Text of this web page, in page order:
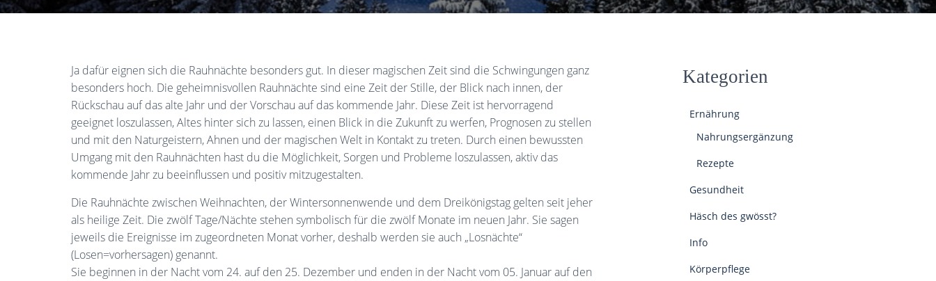
Ja dafür eignen sich die Rauhnächte besonders gut. In dieser magischen Zeit sind die Schwingungen ganz
besonders hoch. Die geheimnisvollen Rauhnächte sind eine Zeit der Stille, der Blick nach innen, der
Rückschau auf das alte Jahr und der Vorschau auf das kommende Jahr. Diese Zeit ist hervorragend
geeignet loszulassen, Altes hinter sich zu lassen, einen Blick in die Zukunft zu werfen, Prognosen zu stellen
und mit den Naturgeistern, Ahnen und der magischen Welt in Kontakt zu treten. Durch einen bewussten
Umgang mit den Rauhnächten hast du die Möglichkeit, Sorgen und Probleme loszulassen, aktiv das
kommende Jahr zu beeinflussen und positiv mitzugestalten.
Die Rauhnächte zwischen Weihnachten, der Wintersonnenwende und dem Dreikönigstag gelten seit jeher
als heilige Zeit. Die zwölf Tage/Nächte stehen symbolisch für die zwölf Monate im neuen Jahr. Sie sagen
jeweils die Ereignisse im zugeordneten Monat vorher, deshalb werden sie auch „Losnächte“
(Losen=vorhersagen) genannt.
Sie beginnen in der Nacht vom 24. auf den 25. Dezember und enden in der Nacht vom 05. Januar auf den
Kategorien
Ernährung
Nahrungsergänzung
Rezepte
Gesundheit
Häsch des gwösst?
Info
Körperpflege